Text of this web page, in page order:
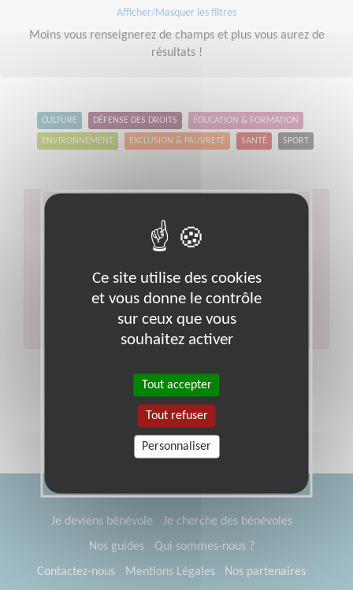
Afficher/Masquer les filtres
Moins vous renseignerez de champs et plus vous aurez de
résultats !
CULTURE DÉFENSE DES DROITS ÉDUCATION & FORMATION
ENVIRONNEMENT EXCLUSION & PAUVRETÉ SANTÉ SPORT
recherche
Veuillez indiquer moins de critères et/ou remplacer
votre code postal par celui de votre département.
Effectuer une nouvelle recherche
Je deviens bénévole
Je cherche des bénévoles
Nos guides
Qui sommes-nous ?
Contactez-nous
Mentions Légales
Nos partenaires
Ce site utilise des cookies
et vous donne le contrôle
sur ceux que vous
souhaitez activer
Tout accepter
Tout refuser
Personnaliser